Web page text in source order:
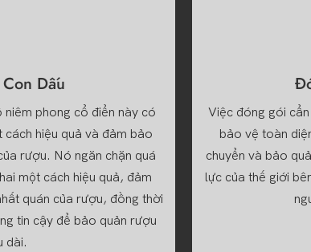
Dấu
niêm phong cổ điển này có
hiệu quả và đảm bảo
rượu. Nó ngăn chặn quá
một cách hiệu quả, đảm
quán của rượu, đồng thời
tin cậy để bảo quản rượu
dài.
Việc đóng gói
bảo vệ toàn
chuyển và bảo
lực của thế giới